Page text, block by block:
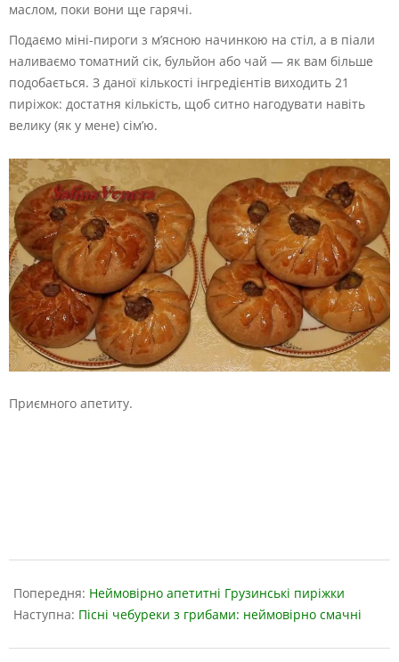
маслом, поки вони ще гарячі.
Подаємо міні-пироги з м’ясною начинкою на стіл, а в піали
наливаємо томатний сік, бульйон або чай — як вам більше
подобається. З даної кількості інгредієнтів виходить 21
пиріжок: достатня кількість, щоб ситно нагодувати навіть
велику (як у мене) сім’ю.
Приємного апетиту.
03-
28
Попередня: Неймовірно апетитні Грузинські пиріжки
Наступна: Пісні чебуреки з грибами: неймовірно смачні